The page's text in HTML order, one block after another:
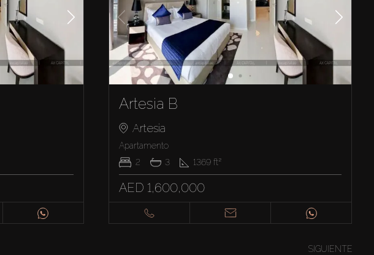
Artesia B
Artesia
Apartamento
2
3 1369 ft²
AED 1,600,000
SIGUIENTE